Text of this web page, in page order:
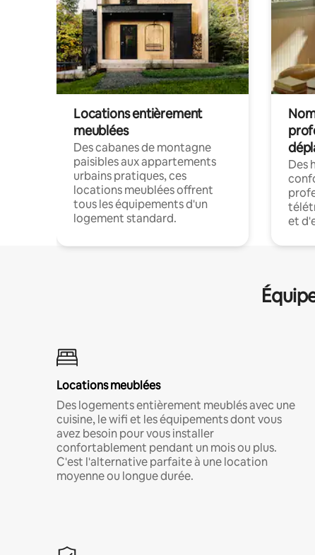
Locations entièrement
meublées
Des cabanes de montagne
paisibles aux appartements
urbains pratiques, ces
locations meublées offrent
tous les équipements d'un
logement standard.
Des
et
Locations meublées
Des logements entièrement meublés avec une
cuisine, le wifi et les équipements dont vous
avez besoin pour vous installer
confortablement pendant un mois ou plus.
C'est l'alternative parfaite à une location
moyenne ou longue durée.